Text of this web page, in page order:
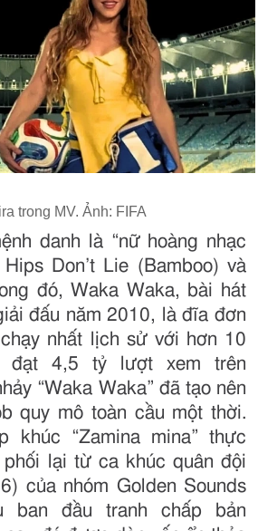
trong MV. Ảnh: FIFA
danh là “nữ hoàng nhạc
Don’t Lie (Bamboo) và
đó, Waka Waka, bài hát
đấu năm 2010, là đĩa đơn
nhất lịch sử với hơn 10
đạt 4,5 tỷ lượt xem trên
“Waka Waka” đã tạo nên
quy mô toàn cầu một thời.
khúc “Zamina mina” thực
lại từ ca khúc quân đội
của nhóm Golden Sounds
ban đầu tranh chấp bản